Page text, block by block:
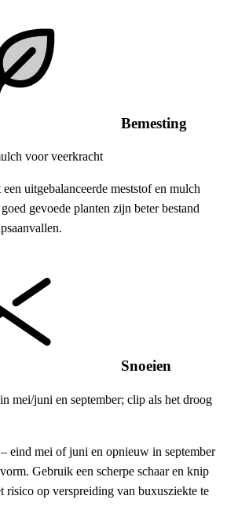
Bemesting
voor veerkracht
uitgebalanceerde meststof en mulch
gevoede planten zijn beter bestand
Snoeien
mei/juni en september; clip als het droog
eind mei of juni en opnieuw in september
Gebruik een scherpe schaar en knip
risico op verspreiding van buxusziekte te